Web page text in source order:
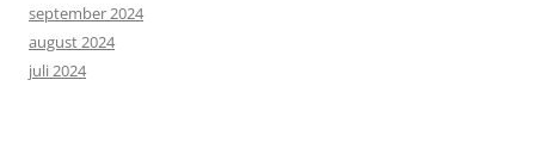
september 2024
august 2024
juli 2024